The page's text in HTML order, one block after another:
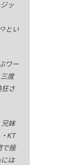
ッ
?とい
ワー
度
狂さ
兄妹
KT
で揺
は